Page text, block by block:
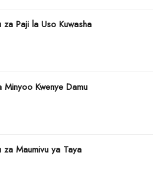
za Paji la Uso Kuwasha
Minyoo Kwenye Damu
za Maumivu ya Taya